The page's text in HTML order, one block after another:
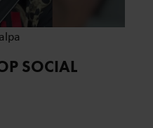
SOCIAL